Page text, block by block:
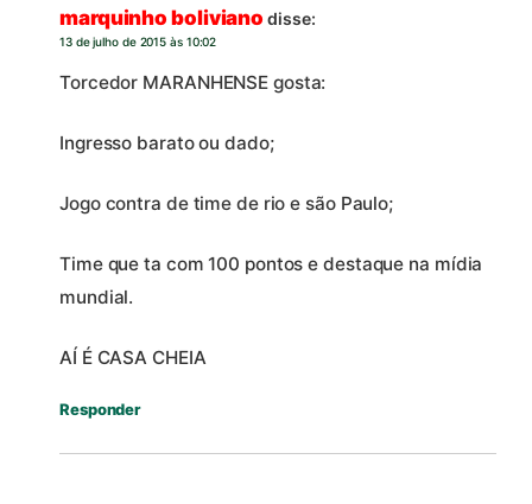
marquinho boliviano disse:
13 de julho de 2015 às 10:02
Torcedor MARANHENSE gosta:
Ingresso barato ou dado;
Jogo contra de time de rio e são Paulo;
Time que ta com 100 pontos e destaque na mídia
mundial.
AÍ É CASA CHEIA
Responder